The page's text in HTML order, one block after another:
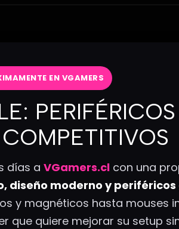
EN VGAMERS
días a VGamers.cl con una
diseño moderno y
y magnéticos hasta mouses
que quiere mejorar su setup